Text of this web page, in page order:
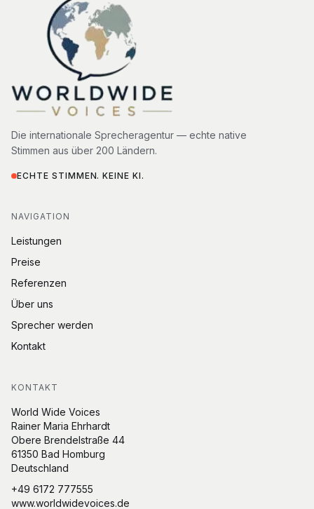
Die internationale Sprecheragentur — echte native
Stimmen aus über 200 Ländern.
ECHTE STIMMEN. KEINE KI.
NAVIGATION
Leistungen
Preise
Referenzen
Über uns
Sprecher werden
Kontakt
KONTAKT
World Wide Voices
Rainer Maria Ehrhardt
Obere Brendelstraße 44
61350 Bad Homburg
Deutschland
+49 6172 777555
www.worldwidevoices.de